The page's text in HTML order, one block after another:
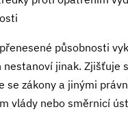
působnosti
nestanoví jinak. Zjišťuje
se zákony a jinými
vlády nebo směrnicí